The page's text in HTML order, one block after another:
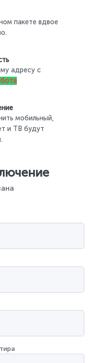
пакете вдвое
адресу с
мобильный,
и ТВ будут